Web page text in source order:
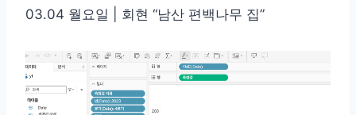
03.04 월요일 | 회현 “남산 편백나무 집”